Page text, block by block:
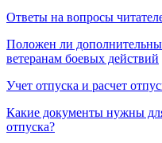
Ответы на вопросы
Положен ли
ветеранам боевых действий
Учет отпуска и расчет
Какие документы нужны
отпуска?